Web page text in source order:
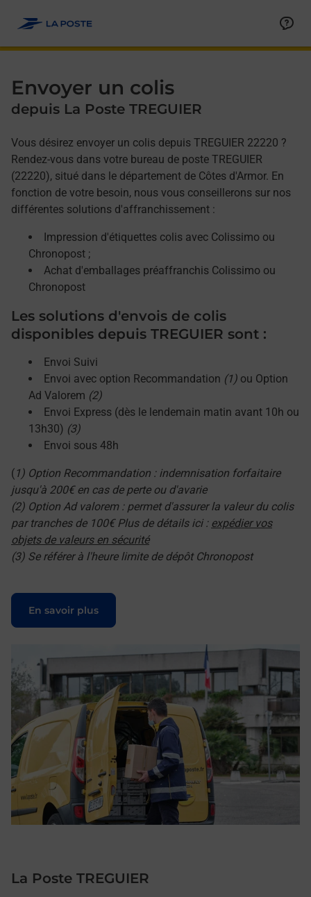
Envoyer un colis
depuis La Poste TREGUIER
Vous désirez envoyer un colis depuis TREGUIER 22220 ?
Rendez-vous dans votre bureau de poste TREGUIER
(22220), situé dans le département de Côtes d'Armor. En
fonction de votre besoin, nous vous conseillerons sur nos
différentes solutions d'affranchissement :
Impression d'étiquettes colis avec Colissimo ou
Chronopost ;
Achat d'emballages préaffranchis Colissimo ou
Chronopost
Les solutions d'envois de colis
disponibles depuis TREGUIER sont :
Envoi Suivi
Envoi avec option Recommandation (1) ou Option
Ad Valorem (2)
Envoi Express (dès le lendemain matin avant 10h ou
13h30) (3)
Envoi sous 48h
( 1) Option Recommandation : indemnisation forfaitaire
jusqu'à 200€ en cas de perte ou d'avarie
(2) Option Ad valorem : permet d'assurer la valeur du colis
par tranches de 100€ Plus de détails ici : expédier vos
objets de valeurs en sécurité
(3) Se référer à l'heure limite de dépôt Chronopost
En savoir plus
Le lien s'ouvre dans un nouvel onglet
La Poste TREGUIER